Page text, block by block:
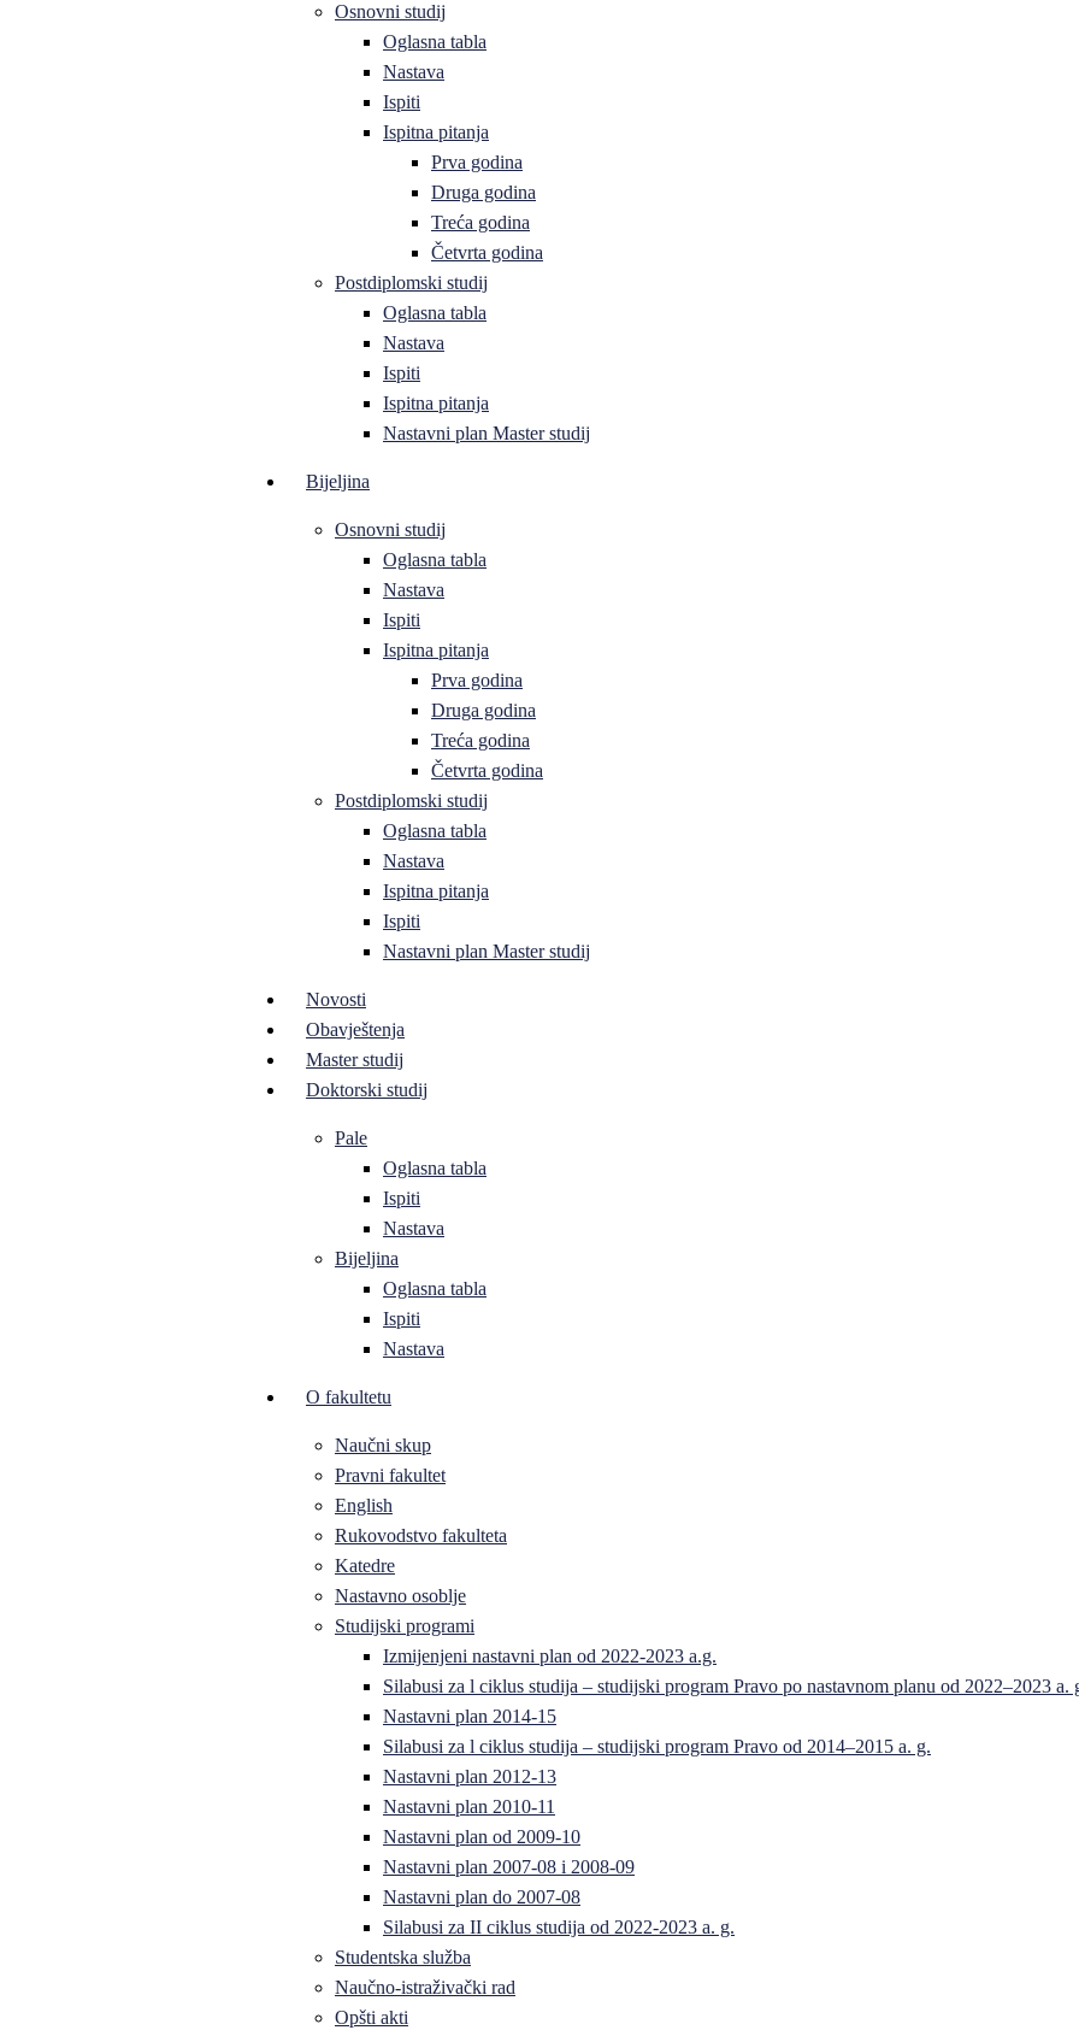
Osnovni studij
Oglasna tabla
Nastava
Ispiti
Ispitna pitanja
Prva godina
Druga godina
Treća godina
Četvrta godina
Postdiplomski studij
Oglasna tabla
Nastava
Ispiti
Ispitna pitanja
Nastavni plan Master studij
Bijeljina
Osnovni studij
Oglasna tabla
Nastava
Ispiti
Ispitna pitanja
Prva godina
Druga godina
Treća godina
Četvrta godina
Postdiplomski studij
Oglasna tabla
Nastava
Ispitna pitanja
Ispiti
Nastavni plan Master studij
Novosti
Obavještenja
Master studij
Doktorski studij
Pale
Oglasna tabla
Ispiti
Nastava
Bijeljina
Oglasna tabla
Ispiti
Nastava
O fakultetu
Naučni skup
Pravni fakultet
English
Rukovodstvo fakulteta
Katedre
Nastavno osoblje
Studijski programi
Izmijenjeni nastavni plan od 2022-2023 a.g.
Silabusi za l ciklus studija – studijski program Pravo po nastavnom planu od 2022–2023 a.
Nastavni plan 2014-15
Silabusi za l ciklus studija – studijski program Pravo od 2014–2015 a. g.
Nastavni plan 2012-13
Nastavni plan 2010-11
Nastavni plan od 2009-10
Nastavni plan 2007-08 i 2008-09
Nastavni plan do 2007-08
Silabusi za II ciklus studija od 2022-2023 a. g.
Studentska služba
Naučno-istraživački rad
Opšti akti